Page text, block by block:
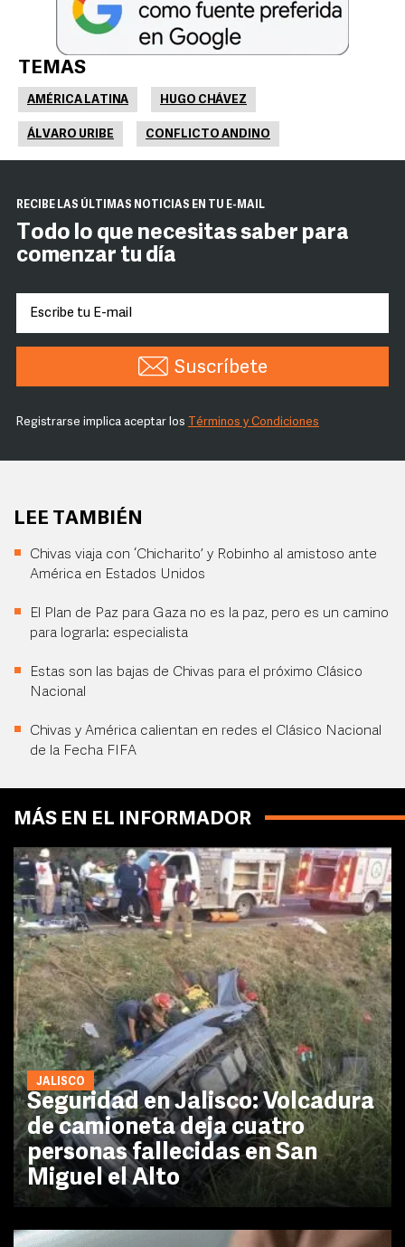
TEMAS
AMÉRICA LATINA HUGO CHÁVEZ
ÁLVARO URIBE CONFLICTO ANDINO
RECIBE LAS ÚLTIMAS NOTICIAS EN TU E-MAIL
Todo lo que necesitas saber para
comenzar tu día
Suscríbete
Registrarse implica aceptar los Términos y Condiciones
LEE TAMBIÉN
Chivas viaja con ‘Chicharito’ y Robinho al amistoso ante
América en Estados Unidos
El Plan de Paz para Gaza no es la paz, pero es un camino
para lograrla: especialista
Estas son las bajas de Chivas para el próximo Clásico
Nacional
Chivas y América calientan en redes el Clásico Nacional
de la Fecha FIFA
MÁS EN EL INFORMADOR
JALISCO
Seguridad en Jalisco: Volcadura
de camioneta deja cuatro
personas fallecidas en San
Miguel el Alto